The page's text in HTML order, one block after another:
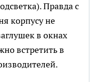
Правда с
корпусу не
в окнах
встретить в